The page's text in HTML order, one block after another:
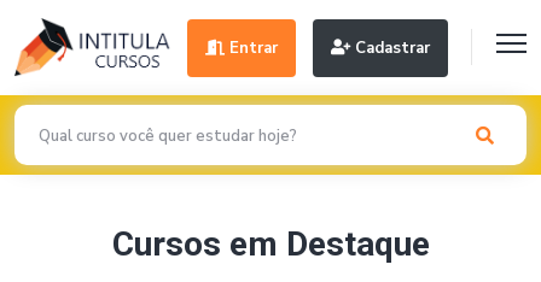
Entrar Cadastrar
Cursos em Destaque